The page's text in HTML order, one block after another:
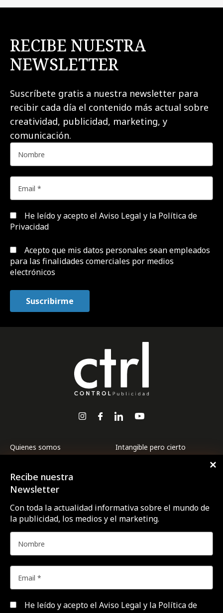
Recibe nuestra
Newsletter
Con toda la actualidad informativa sobre el mundo de
la publicidad, los medios y el marketing.
He leído y acepto el Aviso Legal y la Política de
RECIBE NUESTRA
NEWSLETTER
Suscríbete gratis a nuestra newsletter para
recibir cada día el contenido más actual sobre
creatividad, publicidad, marketing, y
comunicación.
He leído y acepto el Aviso Legal y la Política de
Privacidad
Acepto que mis datos personales sean empleados
para las finalidades comerciales por medios
electrónicos
Quienes somos
Revista CTRL
Suscríbete
Contacto
Agencias
Área de expertos
Campañas
Empresas y Negocios
Festivales y premios
Formación y estudios
Intangible pero cierto
Marcas y ESG
Medios
Opinión
Targets